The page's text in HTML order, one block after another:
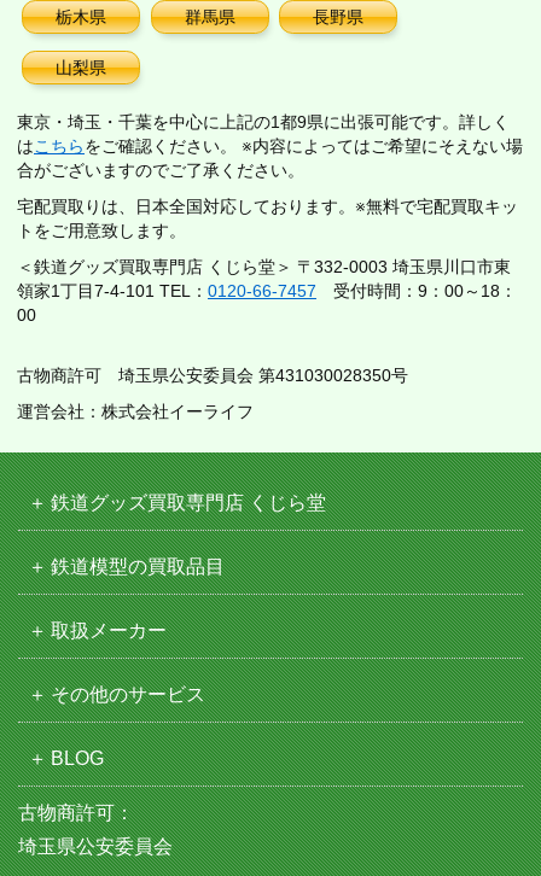
栃木県 群馬県 長野県
山梨県
東京・埼玉・千葉を中心に上記の1都9県に出張可能です。詳しく
はこちらをご確認ください。 ※内容によってはご希望にそえない場
合がございますのでご了承ください。
宅配買取りは、日本全国対応しております。※無料で宅配買取キッ
トをご用意致します。
＜鉄道グッズ買取専門店 くじら堂＞ 〒332-0003 埼玉県川口市東
領家1丁目7-4-101 TEL： 0120-66-7457 受付時間：9：00～18：
00
古物商許可 埼玉県公安委員会 第431030028350号
運営会社：株式会社イーライフ
鉄道グッズ買取専門店 くじら堂
鉄道模型の買取品目
取扱メーカー
その他のサービス
BLOG
古物商許可：
埼玉県公安委員会